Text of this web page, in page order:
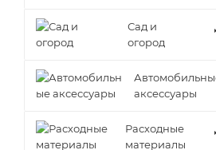
Сад и
огород
аксессуары
Расходные
материалы